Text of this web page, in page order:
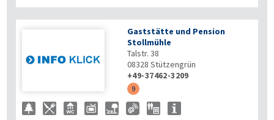
Gaststätte und Pension
Stollmühle
Talstr. 38
08328 Stützengrün
+49-37462-3209
9